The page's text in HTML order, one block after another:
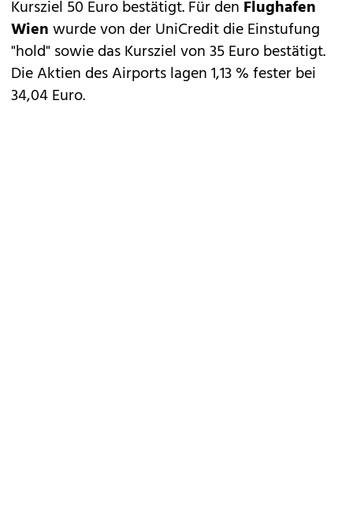
Kursziel 50 Euro bestätigt. Für den Flughafen
Wienwurde von der UniCredit die Einstufung
"hold" sowie das Kursziel von 35 Euro bestätigt.
Die Aktien des Airports lagen 1,13 % fester bei
34,04 Euro.